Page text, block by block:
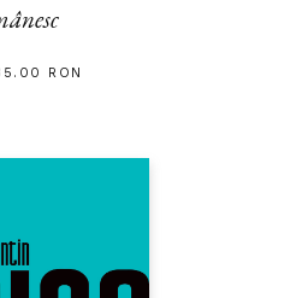
RON